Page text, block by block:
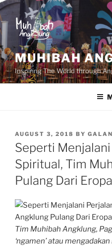
Skip
to
content
MUHIBAH
Inspiring The World through
POSTED
ON
AUGUST 3, 2018 BY
Seperti
Spiritual, Tim
Pulang Dari Eropa
Tim Muhibah Angklung,
‘ngamen’ atau